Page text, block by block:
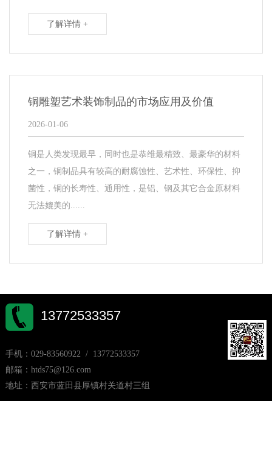
了解详情 +
铜雕塑艺术装饰制品的市场应用及价值
2026-01-06
铜是人类发现最早，同时也是恭维最精致、最豪华的材料
之一，铜制品具有较高的耐腐蚀性、艺术性、环保性、抑
菌性，铜的长寿性、通用性，是铝、钢及其它合金原材料
无法媲美的......
了解详情 +
13772533357
手机：029-83560922 / 13772533357
邮箱：htds75@126.com
地址：西安市蓝田县厚镇村关道村三组